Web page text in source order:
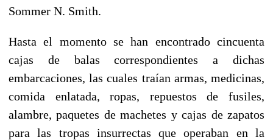
Sommer N. Smith.
Hasta el momento se han encontrado cincuenta
cajas de balas correspondientes a dichas
embarcaciones, las cuales traían armas, medicinas,
comida enlatada, ropas, repuestos de fusiles,
alambre, paquetes de machetes y cajas de zapatos
para las tropas insurrectas que operaban en la